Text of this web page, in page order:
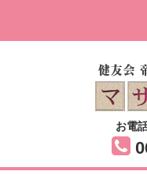
お電